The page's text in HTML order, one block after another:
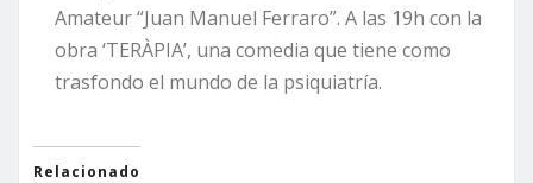
Amateur “Juan Manuel Ferraro”. A las 19h con la
obra ‘TERÀPIA’, una comedia que tiene como
trasfondo el mundo de la psiquiatría.
Relacionado